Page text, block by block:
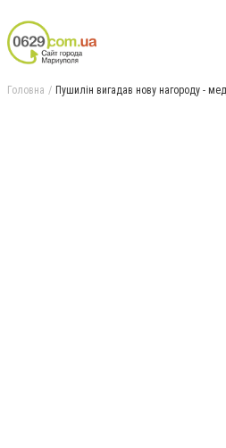
Головна Пушилін вигадав нову нагороду -